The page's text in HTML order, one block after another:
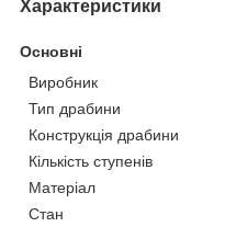
Характеристики
Основні
Виробник
Тип драбини
Конструкція драбини
Кількість ступенів
Матеріал
Стан